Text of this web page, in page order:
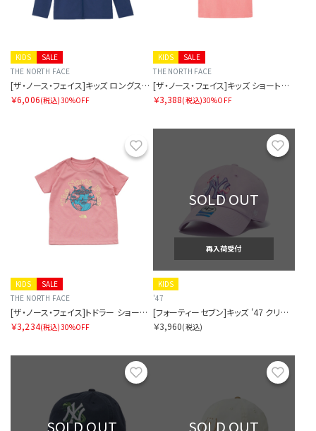
SALE
KIDS
THE NORTH FACE
[ザ・ノース・フェイス]キッズ ロングスリーブサンシェードフルジップジャケット
￥6,006(税込)30%OFF
SALE
KIDS
THE NORTH FACE
[ザ・ノース・フェイス]キッズ ショートスリーブルミナスグラフィックティー
￥3,388(税込)30%OFF
お気に入り
SALE
KIDS
THE NORTH FACE
[ザ・ノース・フェイス]トドラー ショートスリーブルミナスグラフィックティー
￥3,234(税込)30%OFF
SOLD OUT
再入荷受付
KIDS
'47
[フォーティーセブン]キッズ '47 クリーンナップ ニューヨーク・ヤンキース CRITTER コスモス
￥3,960(税込)
お気に入り
SOLD OUT SOLD OUT